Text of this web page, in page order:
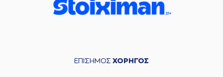
ΕΠΙΣΗΜΟΣ ΧΟΡΗΓΟΣ